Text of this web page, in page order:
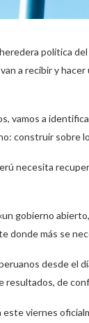
política
a recibir y
vamos a
construir sobre
necesita
gobierno
donde más se
desde el
resultados, de
este viernes